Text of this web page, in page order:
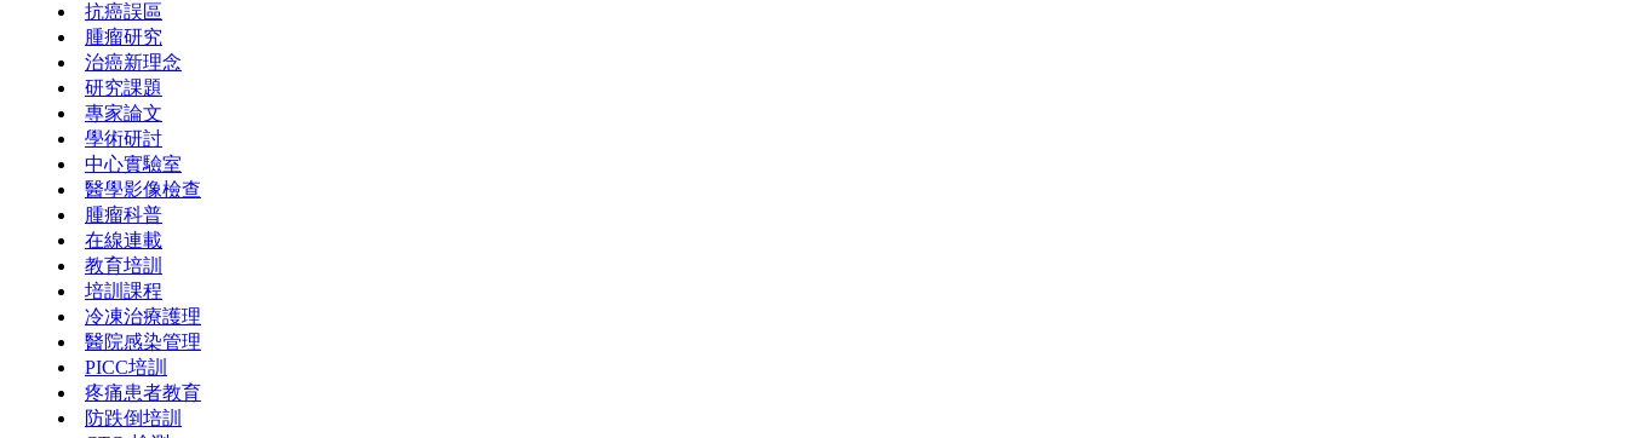
抗癌誤區
腫瘤研究
治癌新理念
研究課題
專家論文
學術研討
中心實驗室
醫學影像檢查
腫瘤科普
在線連載
教育培訓
培訓課程
冷凍治療護理
醫院感染管理
PICC培訓
疼痛患者教育
防跌倒培訓